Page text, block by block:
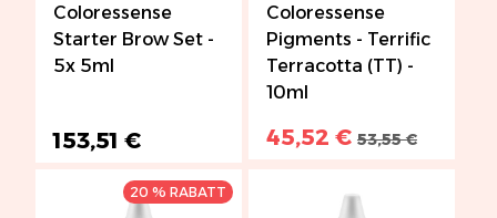
Coloressense
Starter Brow Set -
5x 5ml
153,51 €
Coloressense
Pigments - Terrific
Terracotta (TT) -
10ml
45,52 € 53,55 €
20 % RABATT